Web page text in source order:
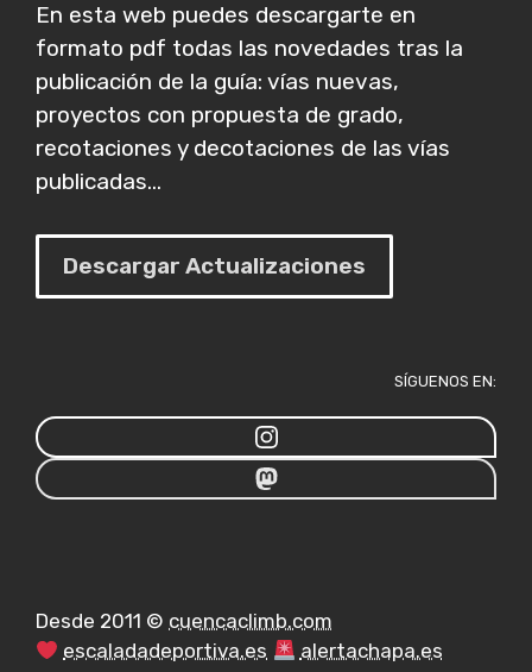
En esta web puedes descargarte en
formato pdf todas las novedades tras la
publicación de la guía: vías nuevas,
proyectos con propuesta de grado,
recotaciones y decotaciones de las vías
publicadas...
Descargar Actualizaciones
SÍGUENOS EN:
Desde 2011 © cuencaclimb.com
escaladadeportiva.es
alertachapa.es